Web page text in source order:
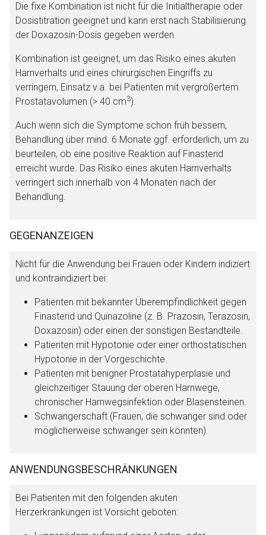
Die fixe Kombination ist nicht für die Initialtherapie oder
Dosistitration geeignet und kann erst nach Stabilisierung
der Doxazosin-Dosis gegeben werden.
Kombination ist geeignet, um das Risiko eines akuten
Harnverhalts und eines chirurgischen Eingriffs zu
verringern, Einsatz v.a. bei Patienten mit vergrößertem
Prostatavolumen (> 40 cm3).
Auch wenn sich die Symptome schon früh bessern,
Behandlung über mind. 6 Monate ggf. erforderlich, um zu
beurteilen, ob eine positive Reaktion auf Finasterid
erreicht wurde. Das Risiko eines akuten Harnverhalts
verringert sich innerhalb von 4 Monaten nach der
Behandlung.
GEGENANZEIGEN
Nicht für die Anwendung bei Frauen oder Kindern indiziert
und kontraindiziert bei:
Patienten mit bekannter Überempfindlichkeit gegen
Finasterid und Quinazoline (z. B. Prazosin, Terazosin,
Doxazosin) oder einen der sonstigen Bestandteile.
Patienten mit Hypotonie oder einer orthostatischen
Hypotonie in der Vorgeschichte.
Patienten mit benigner Prostatahyperplasie und
gleichzeitiger Stauung der oberen Harnwege,
chronischer Harnwegsinfektion oder Blasensteinen.
Schwangerschaft (Frauen, die schwanger sind oder
möglicherweise schwanger sein könnten).
ANWENDUNGSBESCHRÄNKUNGEN
Bei Patienten mit den folgenden akuten
Herzerkrankungen ist Vorsicht geboten: